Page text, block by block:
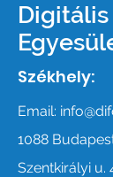
Digitális
Székhely:
Email:
1088
Szentkirályi u.